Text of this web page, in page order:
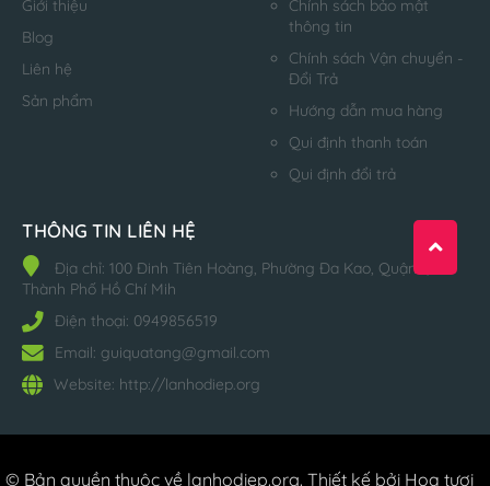
Giới thiệu
Blog
Liên hệ
Sản phẩm
Chính sách bảo mật
thông tin
Chính sách Vận chuyển -
Đổi Trả
Hướng dẫn mua hàng
Qui định thanh toán
Qui định đổi trả
THÔNG TIN LIÊN HỆ
Địa chỉ: 100 Đinh Tiên Hoàng, Phường Đa Kao, Quận 1,
Thành Phố Hồ Chí Mih
Điện thoại: 0949856519
Email: guiquatang@gmail.com
Website: http://lanhodiep.org
© Bản quyền thuộc về lanhodiep.org. Thiết kế bởi Hoa tươi